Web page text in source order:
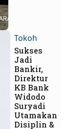
Tokoh
Sukses
Jadi
Bankir,
Direktur
KB Bank
Widodo
Suryadi
Utamakan
Disiplin &